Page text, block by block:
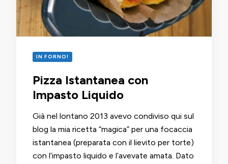
IN FORNO!
Pizza Istantanea con
Impasto Liquido
Già nel lontano 2013 avevo condiviso qui sul
blog la mia ricetta “magica” per una focaccia
istantanea (preparata con il lievito per torte)
con l’impasto liquido e l’avevate amata. Dato